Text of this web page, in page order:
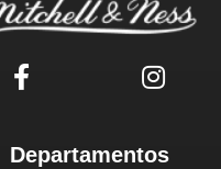
Departamentos